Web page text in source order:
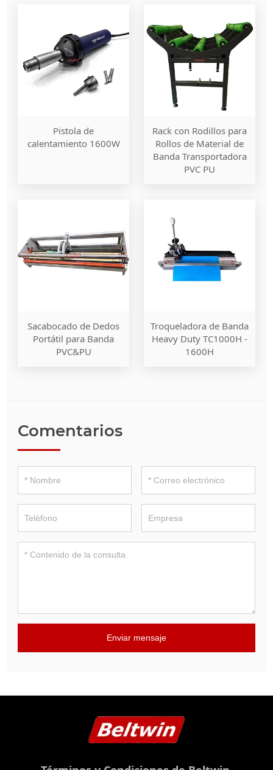
Pistola de
calentamiento 1600W
Rack con Rodillos para
Rollos de Material de
Banda Transportadora
PVC PU
Sacabocado de Dedos
Portátil para Banda
PVC&PU
Troqueladora de Banda
Heavy Duty TC1000H -
1600H
Comentarios
Enviar mensaje